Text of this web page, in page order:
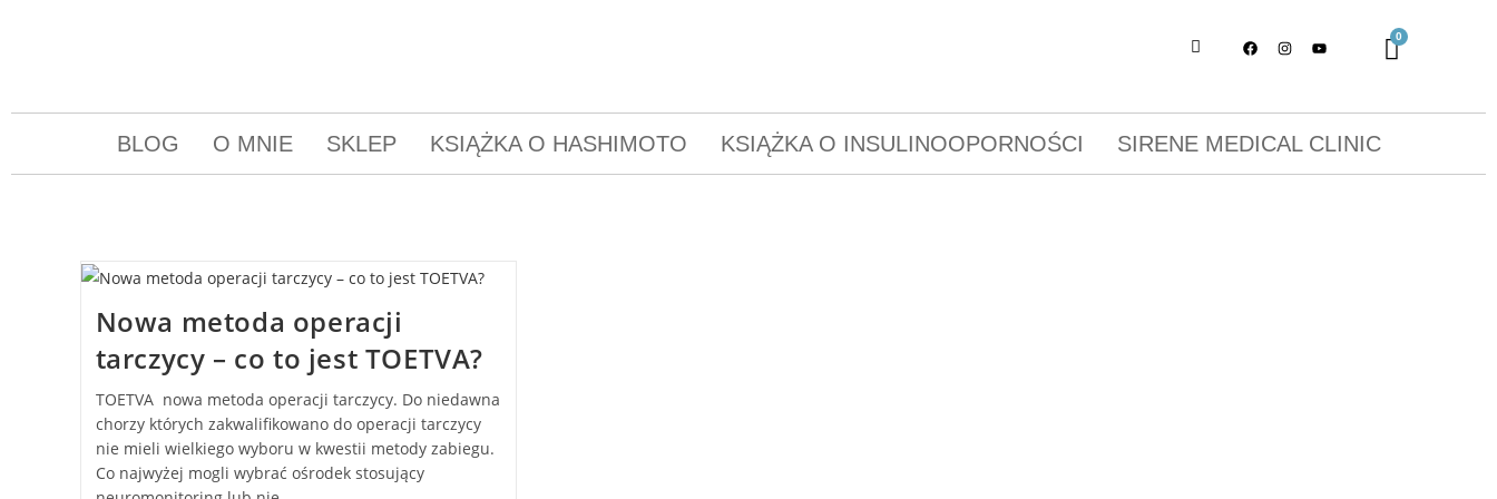
BLOG O MNIE SKLEP KSIĄŻKA O HASHIMOTO KSIĄŻKA O INSULINOOPORNOŚCI SIRENE MEDICAL CLINIC
Nowa metoda operacji
tarczycy – co to jest TOETVA?
TOETVA nowa metoda operacji tarczycy. Do niedawna
chorzy których zakwalifikowano do operacji tarczycy
nie mieli wielkiego wyboru w kwestii metody zabiegu.
Co najwyżej mogli wybrać ośrodek stosujący